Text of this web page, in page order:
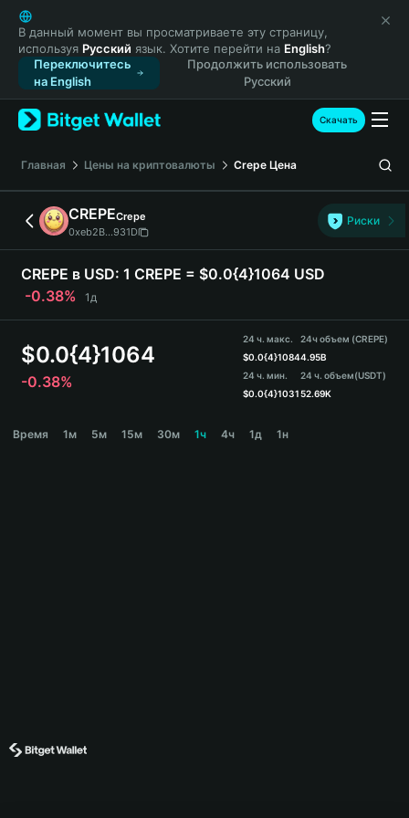
English
日本語
Tiếng Việt
Русский
Español (Latinoamérica)
Türkçe
Français
Deutsch
简体中文
繁體中文
Português (Portugal)
Bahasa Indonesia
ภาษาไทย
हिन्दी
Español
Português (Brasil)
В данный момент вы просматриваете эту страницу,
используя Русский язык. Хотите перейти на English?
Переключитесь
на English
Продолжить использовать
Русский
Скачать
Главная Цены на криптовалюты Crepe Цена
CREPECrepe
0xeb2B...931D
Риски
CREPE в USD: 1 CREPE = $0.0{4}1064 USD
-0.38%
1д
$0.0{4}1064
-0.38%
24 ч. макс.
$0.0{4}1084
24 ч. мин.
$0.0{4}1031
24ч объем (CREPE)
4.95B
24 ч. объем(USDT)
52.69K
Время 1м 5м 15м 30м 1ч 4ч 1д 1н